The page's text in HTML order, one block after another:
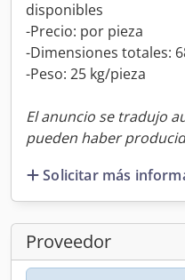
disponibles
-Precio: por pieza
-Dimensiones totales:
-Peso: 25 kg/pieza
El anuncio se tradujo
pueden haber
Solicitar más
Proveedor